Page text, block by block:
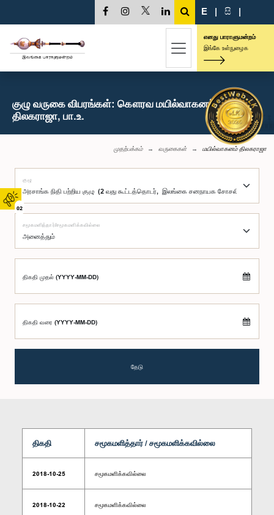
02
E | සි |
எனது பாராளுமன்றம்
இங்கே உள்நுழைக
குழு வருகை விபரங்கள்: கௌரவ மயில்வாகனம்
திலகராஜா, பா.உ.
முதற்பக்கம் வருகைகள் மயில்வாகனம் திலகராஜா
குழு
சமூகமளித்தார்/சமூகமளிக்கவில்லை
திகதி முதல் (YYYY-MM-DD)
திகதி வரை (YYYY-MM-DD)
தேடு
திகதி சமூகமளித்தார் / சமூகமளிக்கவில்லை
2018-10-25 சமூகமளிக்கவில்லை
2018-10-22 சமூகமளிக்கவில்லை